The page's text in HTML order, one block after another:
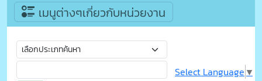
เมนูต่างๆเกี่ยวกับหน่วยงาน
Select Language ▼